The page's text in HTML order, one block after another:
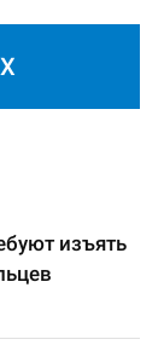
изъять